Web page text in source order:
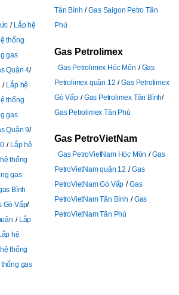
Lắp hệ
thống
gas
Quận 4
Lắp hệ
thống
gas
Quận 9
Lắp hệ
thống
gas
Bình
Gò Vấp
Lắp
hệ
thống
gas
Tân Bình
Gas Saigon Petro Tân
Phú
Gas Petrolimex
Gas Petrolimex Hóc Môn
Gas
Petrolimex quận 12
Gas Petrolimex
Gò Vấp
Gas Petrolimex Tân Bình
Gas Petrolimex Tân Phú
Gas PetroVietNam
Gas PetroVietNam Hóc Môn
Gas
PetroVietNam quận 12
Gas
PetroVietNam Gò Vấp
Gas
PetroVietNam Tân Bình
Gas
PetroVietNam Tân Phú